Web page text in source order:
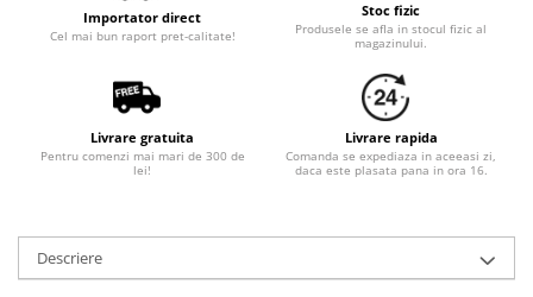
Importator direct
Cel mai bun raport pret-calitate!
Stoc fizic
Produsele se afla in stocul fizic al
magazinului.
Livrare gratuita
Pentru comenzi mai mari de 300 de
lei!
Livrare rapida
Comanda se expediaza in aceeasi zi,
daca este plasata pana in ora 16.
Descriere